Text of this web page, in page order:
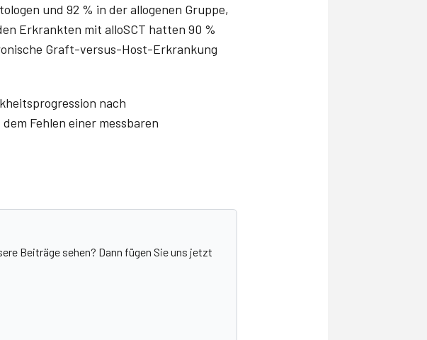
und 92 % in der allogenen Gruppe,
Erkrankten mit alloSCT hatten 90 %
Graft-versus-Host-Erkrankung
nach
Fehlen einer messbaren
Beiträge sehen? Dann fügen Sie uns jetzt